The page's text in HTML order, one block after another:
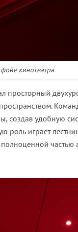
кинотеатра
просторный
создав удобную
роль играет
частью